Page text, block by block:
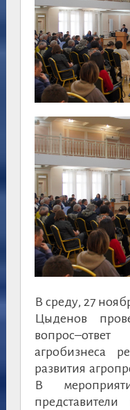
В среду, 27
Цыденов
агробизнеса
развития
В
представители